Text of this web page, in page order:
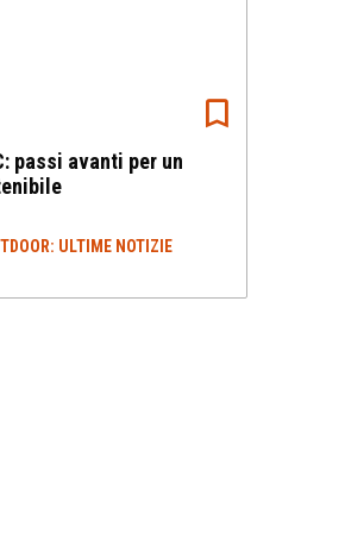
passi avanti per un
ULTIME NOTIZIE